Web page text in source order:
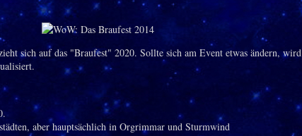
sich auf das "Braufest" 2020. Sollte sich am Event etwas ändern, wird
aber hauptsächlich in Orgrimmar und Sturmwind